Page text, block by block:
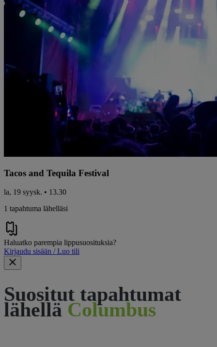
Tacos and Tequila Festival
la, 19 syysk. • 13.30
1 tapahtuma lähelläsi
Haluatko parempia lippusuosituksia?
Kirjaudu sisään / Luo tili
Suositut tapahtumat
lähellä Columbus